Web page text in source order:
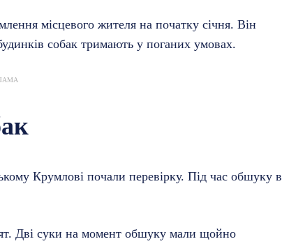
місцевого жителя на початку січня. Він
собак тримають у поганих умовах.
Крумлові почали перевірку. Під час обшуку в
Дві суки на момент обшуку мали щойно